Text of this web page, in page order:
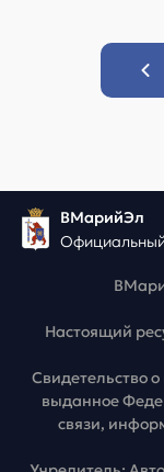
ВМарийЭл
Настоящий
Свидетельство
выданное
связи,